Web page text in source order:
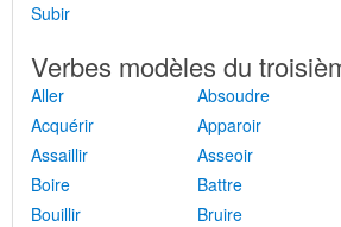
Subir
Verbes modèles du
Aller
Absoudre
Acquérir
Apparoir
Assaillir
Asseoir
Boire
Battre
Bouillir
Bruire